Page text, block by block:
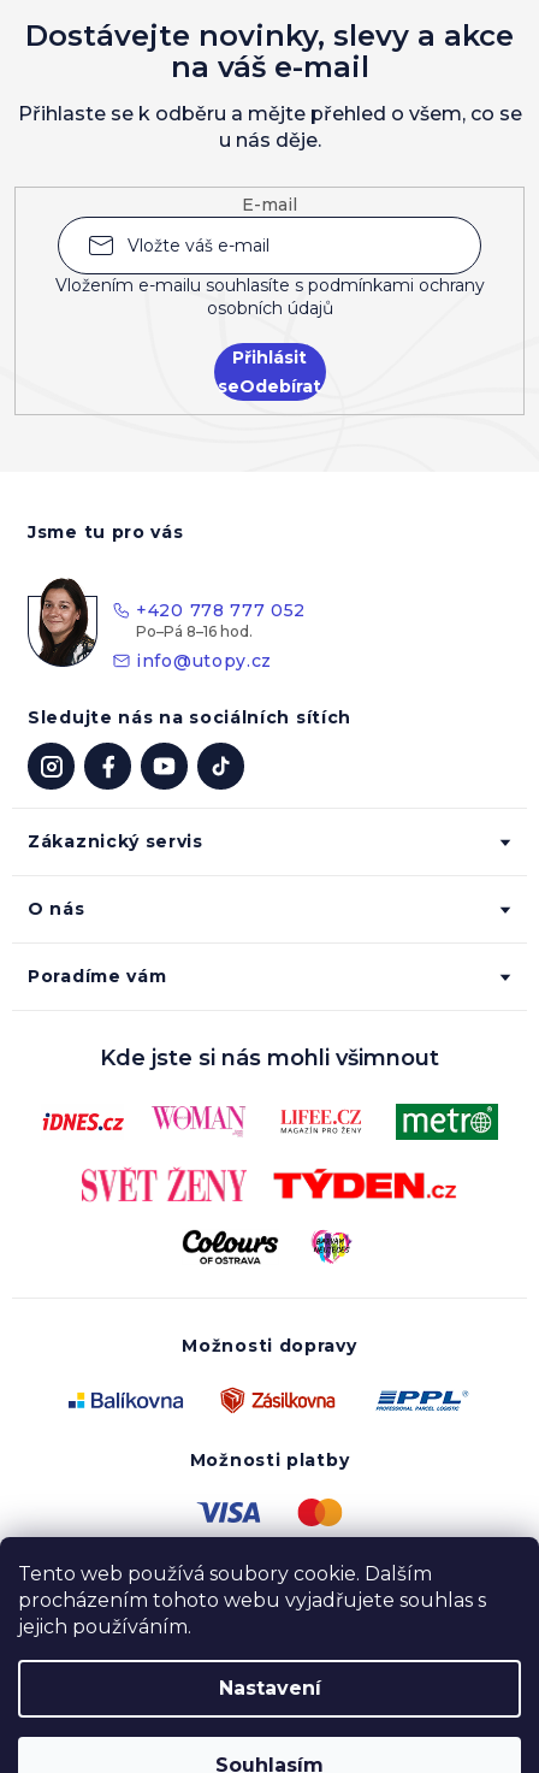
Tento web používá soubory cookie. Dalším
procházením tohoto webu vyjadřujete souhlas s
jejich používáním.
Nastavení
Souhlasím
E-mail
Vložením e-mailu souhlasíte s podmínkami ochrany
osobních údajů
Přihlásit
se
Dostávejte novinky, slevy a akce
na váš e-mail
Přihlaste se k odběru a mějte přehled o všem, co se
u nás děje.
Zákaznický servis
O nás
Poradíme vám
Jsme tu pro vás
+420 778 777 052
info@utopy.cz
Sledujte nás na sociálních sítích
Kde jste si nás mohli všimnout
Možnosti dopravy
Možnosti platby
Copyright 2020 - 2026 UTOPY wear. Všechna práva
vyhrazena.